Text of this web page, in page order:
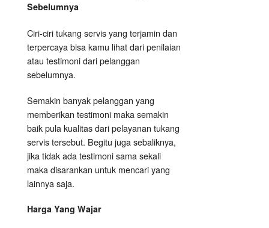
Sebelumnya
Ciri-ciri tukang servis yang terjamin dan
terpercaya bisa kamu lihat dari penilaian
atau testimoni dari pelanggan
sebelumnya.
Semakin banyak pelanggan yang
memberikan testimoni maka semakin
baik pula kualitas dari pelayanan tukang
servis tersebut. Begitu juga sebaliknya,
jika tidak ada testimoni sama sekali
maka disarankan untuk mencari yang
lainnya saja.
Harga Yang Wajar